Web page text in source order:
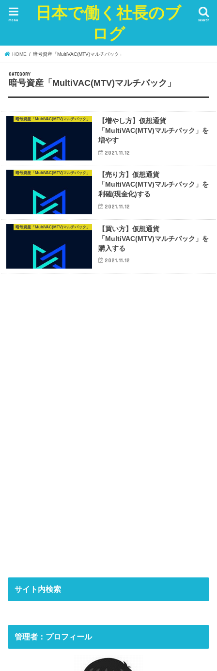
日本で働く社長のブ
ログ
search
menu
HOME 暗号資産「MultiVAC(MTV)マルチバック」
暗号資産「MultiVAC(MTV)マルチバック」
暗号資産「MultiVAC(MTV)マルチバック」
【増やし方】仮想通貨
「MultiVAC(MTV)マルチバック」を
増やす
2021.11.12
暗号資産「MultiVAC(MTV)マルチバック」
【売り方】仮想通貨
「MultiVAC(MTV)マルチバック」を
利確(現金化)する
2021.11.12
暗号資産「MultiVAC(MTV)マルチバック」
【買い方】仮想通貨
「MultiVAC(MTV)マルチバック」を
購入する
2021.11.12
サイト内検索
管理者：プロフィール